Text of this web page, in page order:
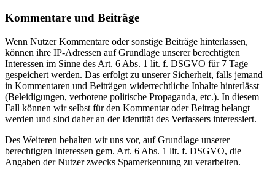
Kommentare und Beiträge
Wenn Nutzer Kommentare oder sonstige Beiträge hinterlassen,
können ihre IP-Adressen auf Grundlage unserer berechtigten
Interessen im Sinne des Art. 6 Abs. 1 lit. f. DSGVO für 7 Tage
gespeichert werden. Das erfolgt zu unserer Sicherheit, falls jemand
in Kommentaren und Beiträgen widerrechtliche Inhalte hinterlässt
(Beleidigungen, verbotene politische Propaganda, etc.). In diesem
Fall können wir selbst für den Kommentar oder Beitrag belangt
werden und sind daher an der Identität des Verfassers interessiert.
Des Weiteren behalten wir uns vor, auf Grundlage unserer
berechtigten Interessen gem. Art. 6 Abs. 1 lit. f. DSGVO, die
Angaben der Nutzer zwecks Spamerkennung zu verarbeiten.